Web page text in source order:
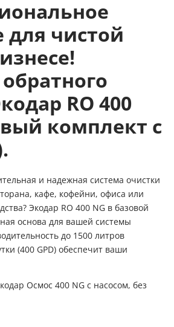
чистой
RO 400
комплект с
и надежная система очистки
кафе, кофейни, офиса или
Экодар RO 400 NG в базовой
основа для вашей системы
до 1500 литров
(400 GPD) обеспечит ваши